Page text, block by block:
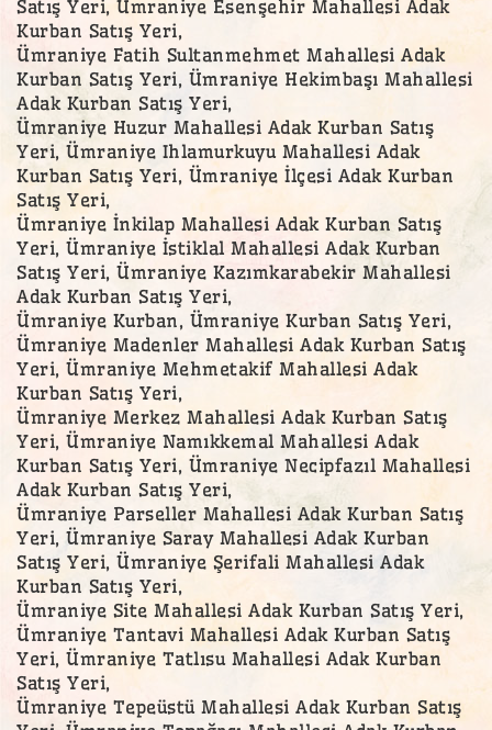
Satış Yeri, Ümraniye Esenşehir Mahallesi Adak
Kurban Satış Yeri,
Ümraniye Fatih Sultanmehmet Mahallesi Adak
Kurban Satış Yeri, Ümraniye Hekimbaşı Mahallesi
Adak Kurban Satış Yeri,
Ümraniye Huzur Mahallesi Adak Kurban Satış
Yeri, Ümraniye Ihlamurkuyu Mahallesi Adak
Kurban Satış Yeri, Ümraniye İlçesi Adak Kurban
Satış Yeri,
Ümraniye İnkilap Mahallesi Adak Kurban Satış
Yeri, Ümraniye İstiklal Mahallesi Adak Kurban
Satış Yeri, Ümraniye Kazımkarabekir Mahallesi
Adak Kurban Satış Yeri,
Ümraniye Kurban, Ümraniye Kurban Satış Yeri,
Ümraniye Madenler Mahallesi Adak Kurban Satış
Yeri, Ümraniye Mehmetakif Mahallesi Adak
Kurban Satış Yeri,
Ümraniye Merkez Mahallesi Adak Kurban Satış
Yeri, Ümraniye Namıkkemal Mahallesi Adak
Kurban Satış Yeri, Ümraniye Necipfazıl Mahallesi
Adak Kurban Satış Yeri,
Ümraniye Parseller Mahallesi Adak Kurban Satış
Yeri, Ümraniye Saray Mahallesi Adak Kurban
Satış Yeri, Ümraniye Şerifali Mahallesi Adak
Kurban Satış Yeri,
Ümraniye Site Mahallesi Adak Kurban Satış Yeri,
Ümraniye Tantavi Mahallesi Adak Kurban Satış
Yeri, Ümraniye Tatlısu Mahallesi Adak Kurban
Satış Yeri,
Ümraniye Tepeüstü Mahallesi Adak Kurban Satış